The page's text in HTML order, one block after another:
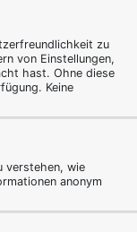
meinen Füßen
eigene Bett zu
merke ich
lichten
zu
von Einstellungen,
hast. Ohne diese
Keine
verstehen, wie
anonym